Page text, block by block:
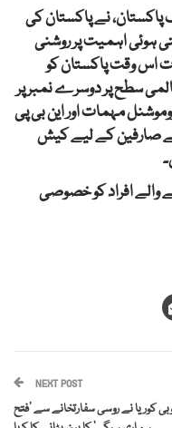
پاکستان، نے پاکستان کی
ہوئی اہمیت پر روشنی
اس وقت پاکستان کو
سطح پر دوسرے نمبر پر
مہمات اور این بی پی
صارفین کے لیے کیش
والے افراد کو خصوصی
NEXT POST
کوریا نے روسی سفارتخانے سے ’فتح